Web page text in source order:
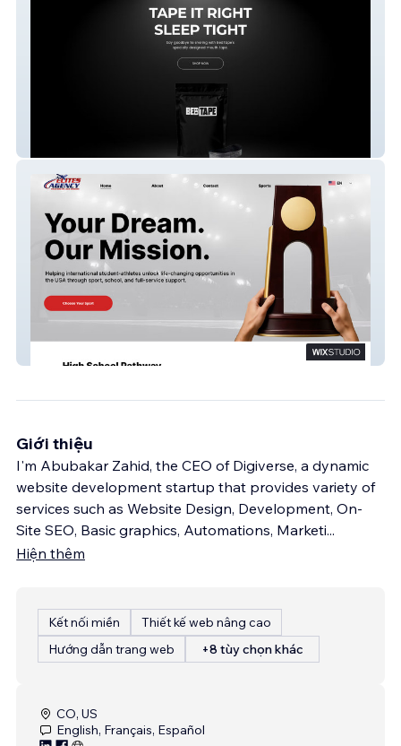
Giới thiệu
I'm Abubakar Zahid, the CEO of Digiverse, a dynamic
website development startup that provides variety of
services such as Website Design, Development, On-
Site SEO, Basic graphics, Automations, Marketi...
Hiện thêm
Kết nối miền
Thiết kế web nâng cao
Hướng dẫn trang web
+8 tùy chọn khác
CO, US
English, Français, Español